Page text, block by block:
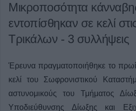
Μικροποσότητα
εντοπίσθηκαν σε κελί
Τρικάλων - 3 συλλήψεις
Έρευνα πραγματοποιήθηκε το
κελί του Σωφρονιστικού
αστυνομικούς του Τμήματος
Υποδιεύθυνσης Δίωξης και